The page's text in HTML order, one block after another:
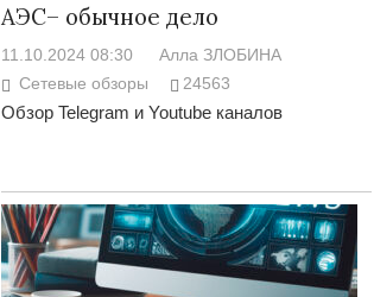
АЭС– обычное дело
11.10.2024 08:30
Алла ЗЛОБИНА
Сетевые обзоры
24563
Обзор Telegram и Youtube каналов